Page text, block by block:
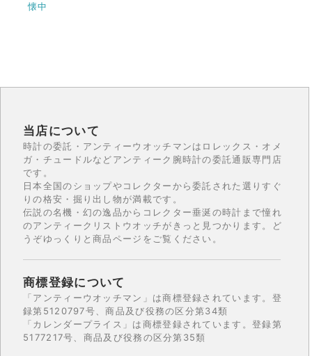
懐中
当店について
時計の委託・アンティーウオッチマンはロレックス・オメ
ガ・チュードルなどアンティーク腕時計の委託通販専門店
です。
日本全国のショップやコレクターから委託された選りすぐ
りの格安・掘り出し物が満載です。
伝説の名機・幻の逸品からコレクター垂涎の時計まで憧れ
のアンティークリストウオッチがきっと見つかります。ど
うぞゆっくりと商品ページをご覧ください。
商標登録について
「アンティーウオッチマン」は商標登録されています。登
録第5120797号、商品及び役務の区分第34類
「カレンダープライス」は商標登録されています。登録第
5177217号、商品及び役務の区分第35類